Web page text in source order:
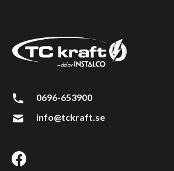
0696-653900
info@tckraft.se